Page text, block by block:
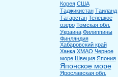
Корея США
Таджикистан Таиланд
Татарстан Телецкое
озеро Томская обл.
Украина Филиппины
Финляндия
Хабаровский край
Ханка ХМАО Черное
море Швеция Япония
Японское море
Ярославская обл.